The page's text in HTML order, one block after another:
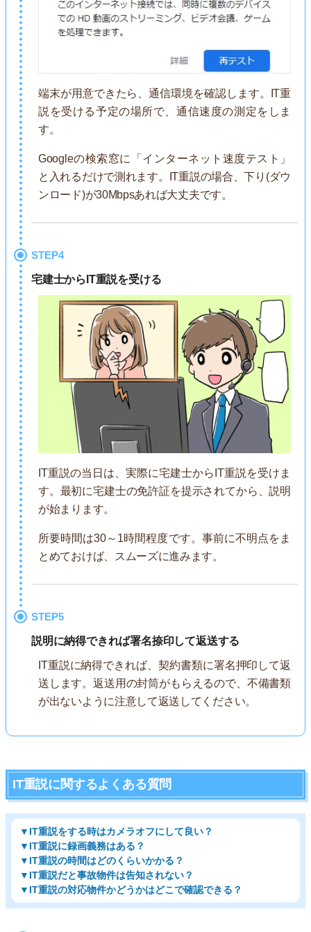
端末が用意できたら、通信環境を確認します。IT重
説を受ける予定の場所で、通信速度の測定をしま
す。
Googleの検索窓に「インターネット速度テスト」
と入れるだけで測れます。IT重説の場合、下り(ダウ
ンロード)が30Mbpsあれば大丈夫です。
STEP4
宅建士からIT重説を受ける
IT重説の当日は、実際に宅建士からIT重説を受けま
す。最初に宅建士の免許証を提示されてから、説明
が始まります。
所要時間は30～1時間程度です。事前に不明点をま
とめておけば、スムーズに進みます。
STEP5
説明に納得できれば署名捺印して返送する
IT重説に納得できれば、契約書類に署名押印して返
送します。返送用の封筒がもらえるので、不備書類
が出ないように注意して返送してください。
IT重説に関するよくある質問
▼IT重説をする時はカメラオフにして良い？
▼IT重説に録画義務はある？
▼IT重説の時間はどのくらいかかる？
▼IT重説だと事故物件は告知されない？
▼IT重説の対応物件かどうかはどこで確認できる？